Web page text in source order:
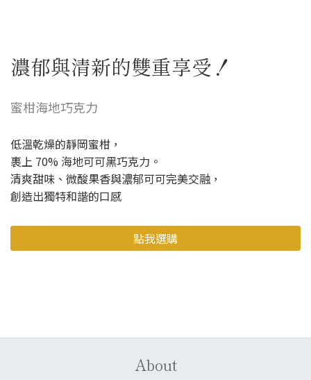
濃郁與清新的雙重享受！
蜜柑海地巧克力
低溫乾燥的靜岡蜜柑，
裹上 70% 海地可可黑巧克力。
清爽甜味、微酸果香與濃郁可可完美交融，
創造出獨特和諧的口感
點我選購
About